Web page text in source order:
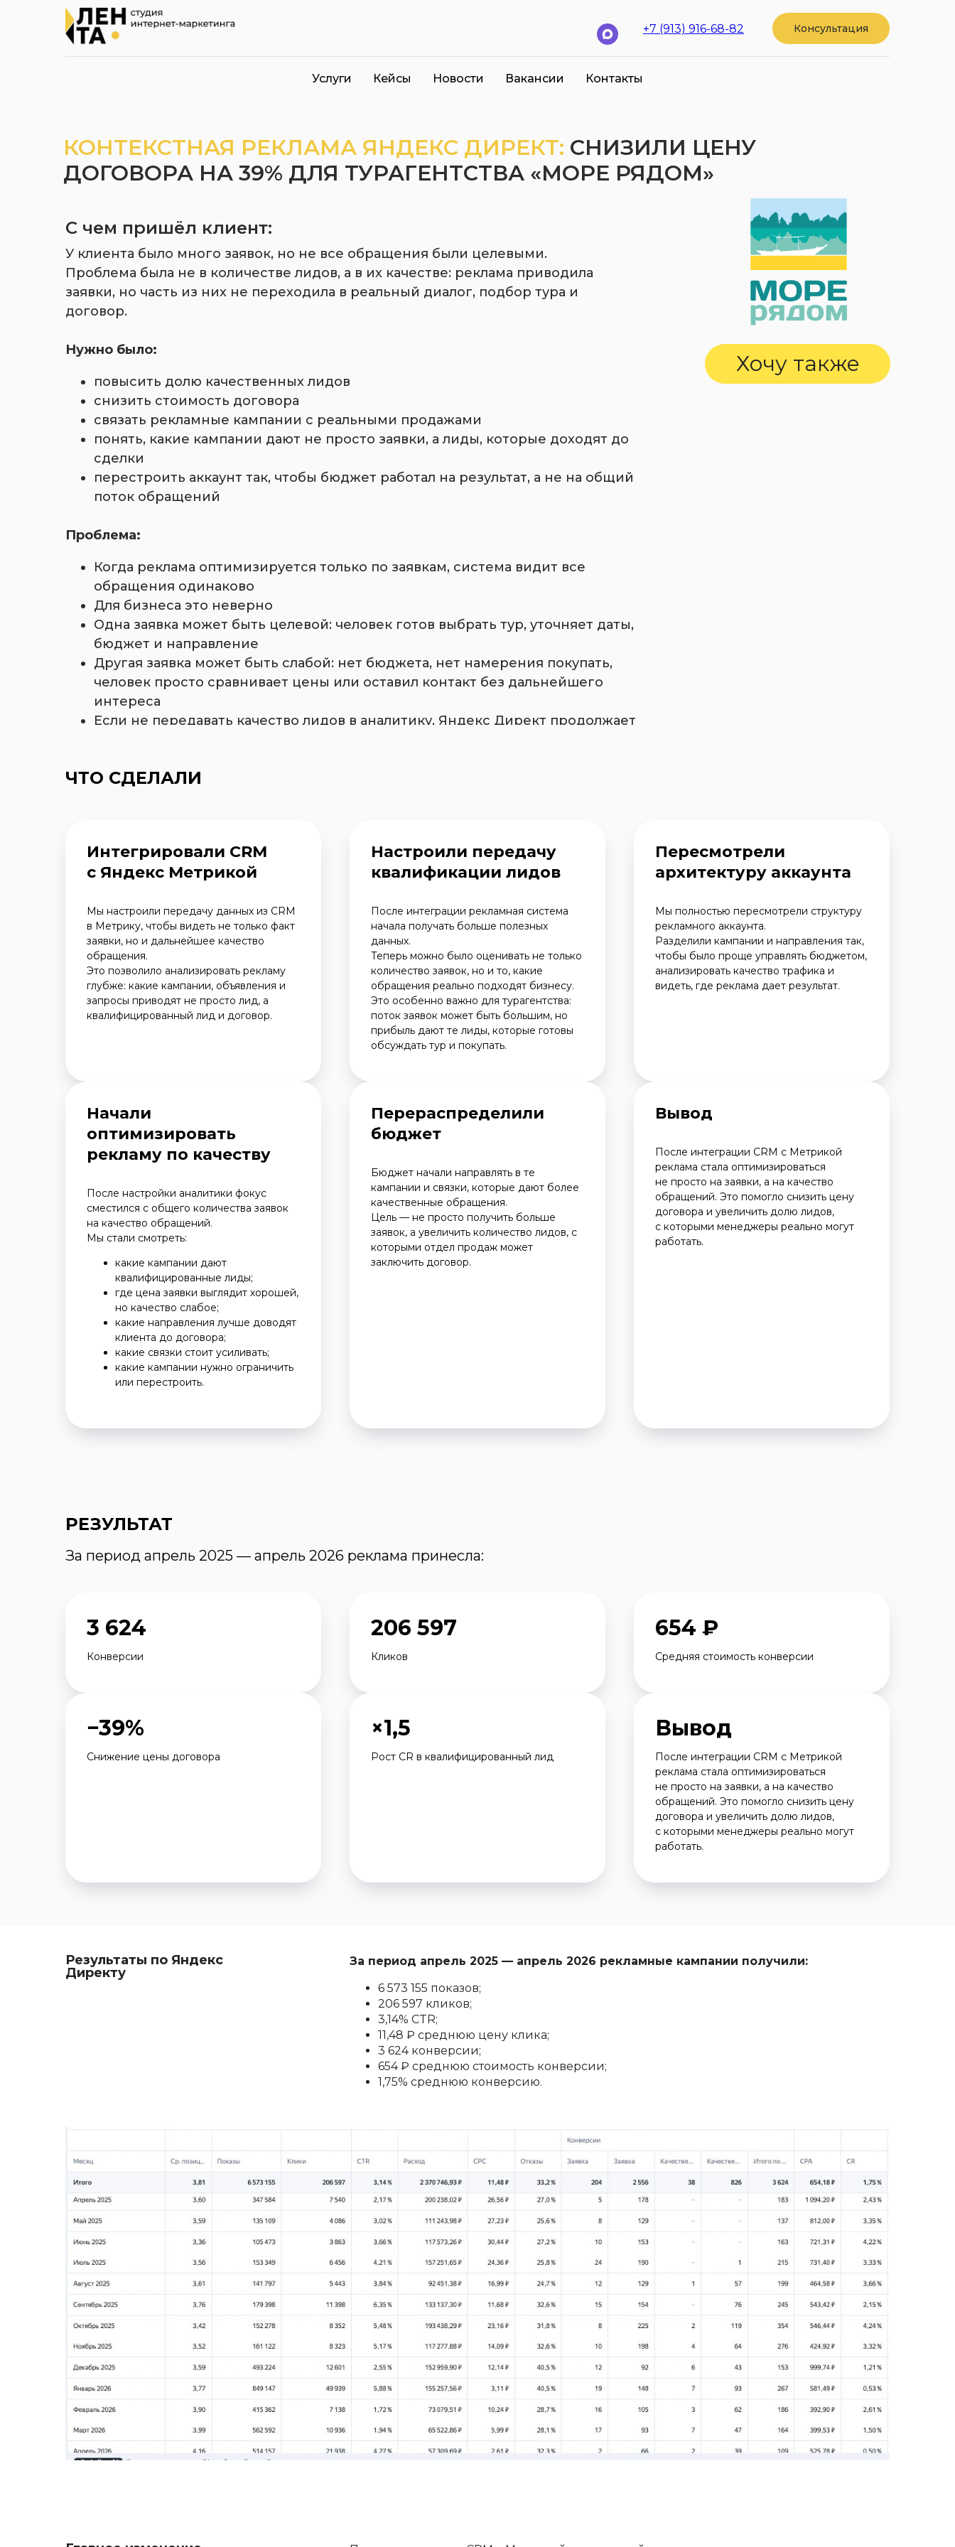
+7 (913) 916-68-82 Консультация
Услуги Кейсы Новости Вакансии Контакты
КОНТЕКСТНАЯ РЕКЛАМА ЯНДЕКС ДИРЕКТ: СНИЗИЛИ ЦЕНУ
ДОГОВОРА НА 39% ДЛЯ ТУРАГЕНТСТВА «МОРЕ РЯДОМ»
С чем пришёл клиент:
У клиента было много заявок, но не все обращения были целевыми.
Проблема была не в количестве лидов, а в их качестве: реклама приводила
заявки, но часть из них не переходила в реальный диалог, подбор тура и
договор.
Нужно было:
повысить долю качественных лидов
снизить стоимость договора
связать рекламные кампании с реальными продажами
понять, какие кампании дают не просто заявки, а лиды, которые доходят до
сделки
перестроить аккаунт так, чтобы бюджет работал на результат, а не на общий
поток обращений
Проблема:
Когда реклама оптимизируется только по заявкам, система видит все
обращения одинаково
Для бизнеса это неверно
Одна заявка может быть целевой: человек готов выбрать тур, уточняет даты,
бюджет и направление
Другая заявка может быть слабой: нет бюджета, нет намерения покупать,
человек просто сравнивает цены или оставил контакт без дальнейшего
интереса
Если не передавать качество лидов в аналитику, Яндекс Директ продолжает
Хочу также
ЧТО СДЕЛАЛИ
Интегрировали CRM
с Яндекс Метрикой
Мы настроили передачу данных из CRM
в Метрику, чтобы видеть не только факт
заявки, но и дальнейшее качество
обращения.
Это позволило анализировать рекламу
глубже: какие кампании, объявления и
запросы приводят не просто лид, а
квалифицированный лид и договор.
Настроили передачу
квалификации лидов
После интеграции рекламная система
начала получать больше полезных
данных.
Теперь можно было оценивать не только
количество заявок, но и то, какие
обращения реально подходят бизнесу.
Это особенно важно для турагентства:
поток заявок может быть большим, но
прибыль дают те лиды, которые готовы
обсуждать тур и покупать.
Пересмотрели
архитектуру аккаунта
Мы полностью пересмотрели структуру
рекламного аккаунта.
Разделили кампании и направления так,
чтобы было проще управлять бюджетом,
анализировать качество трафика и
видеть, где реклама дает результат.
Начали
оптимизировать
рекламу по качеству
После настройки аналитики фокус
сместился с общего количества заявок
на качество обращений.
Мы стали смотреть:
какие кампании дают
квалифицированные лиды;
где цена заявки выглядит хорошей,
но качество слабое;
какие направления лучше доводят
клиента до договора;
какие связки стоит усиливать;
какие кампании нужно ограничить
или перестроить.
Перераспределили
бюджет
Бюджет начали направлять в те
кампании и связки, которые дают более
качественные обращения.
Цель — не просто получить больше
заявок, а увеличить количество лидов, с
которыми отдел продаж может
заключить договор.
Вывод
После интеграции CRM с Метрикой
реклама стала оптимизироваться
не просто на заявки, а на качество
обращений. Это помогло снизить цену
договора и увеличить долю лидов,
с которыми менеджеры реально могут
работать.
РЕЗУЛЬТАТ
За период апрель 2025 — апрель 2026 реклама принесла:
3 624
Конверсии
206 597
Кликов
654 ₽
Средняя стоимость конверсии
−39%
Снижение цены договора
×1,5
Рост CR в квалифицированный лид
Вывод
После интеграции CRM с Метрикой
реклама стала оптимизироваться
не просто на заявки, а на качество
обращений. Это помогло снизить цену
договора и увеличить долю лидов,
с которыми менеджеры реально могут
работать.
Результаты по Яндекс
Директу
За период апрель 2025 — апрель 2026 рекламные кампании получили:
6 573 155 показов;
206 597 кликов;
3,14% CTR;
11,48 ₽ среднюю цену клика;
3 624 конверсии;
654 ₽ среднюю стоимость конверсии;
1,75% среднюю конверсию.